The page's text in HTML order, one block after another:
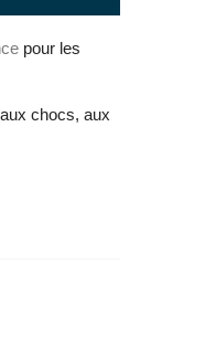
pour les
aux chocs, aux